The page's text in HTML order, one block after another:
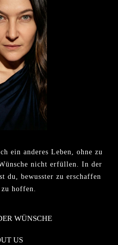
ein anderes Leben, ohne zu
nicht erfüllen. In der
du, bewusster zu erschaffen
hoffen.
WÜNSCHE
US